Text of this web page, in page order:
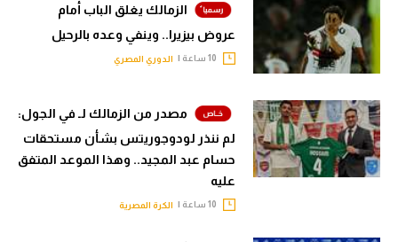
الزمالك يغلق الباب أمام
عروض بيزيرا.. وينفي وعده بالرحيل
الدوري المصري
مصدر من الزمالك لـ في الجول:
لم ننذر لودوجوريتس بشأن مستحقات
حسام عبد المجيد.. وهذا الموعد المتفق
عليه
الكرة المصرية